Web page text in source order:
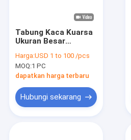
Tabung Kaca Kuarsa
Ukuran Besar
Ujung Bulat Kepala
Datar
Harga:USD 1 to 100 /pcs
MOQ:1 PC
dapatkan harga terbaru
Hubungi sekarang